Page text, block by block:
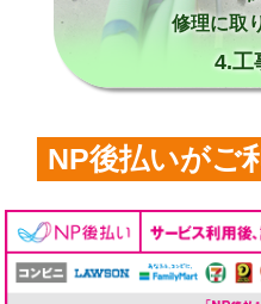
修理に取
4.工
NP後払いがご